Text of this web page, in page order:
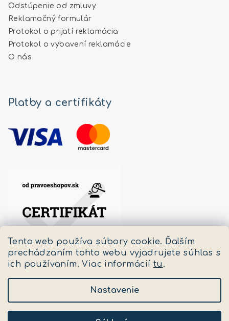
Tento web používa súbory cookie. Ďalším
prechádzaním tohto webu vyjadrujete súhlas s
ich používaním. Viac informácií tu .
Nastavenie
Odstúpenie od zmluvy
Reklamačný formulár
Protokol o prijatí reklamácia
Protokol o vybavení reklamácie
O nás
Platby a certifikáty
Copyright 2026Pastello. Všetky práva vyhradené.
Upraviť nastavenie cookies